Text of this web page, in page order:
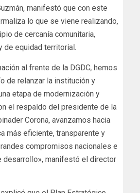
manifestó que con este
lo que se viene realizando,
de cercanía comunitaria,
de equidad territorial.
al frente de la DGDC, hemos
de relanzar la institución y
etapa de modernización y
el respaldo del presidente de la
Corona, avanzamos hacia
más eficiente, transparente y
compromisos nacionales e
desarrollo», manifestó el director